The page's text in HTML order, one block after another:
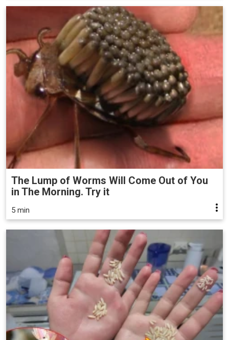
The Lump of Worms Will Come Out of You
in The Morning. Try it
5 min